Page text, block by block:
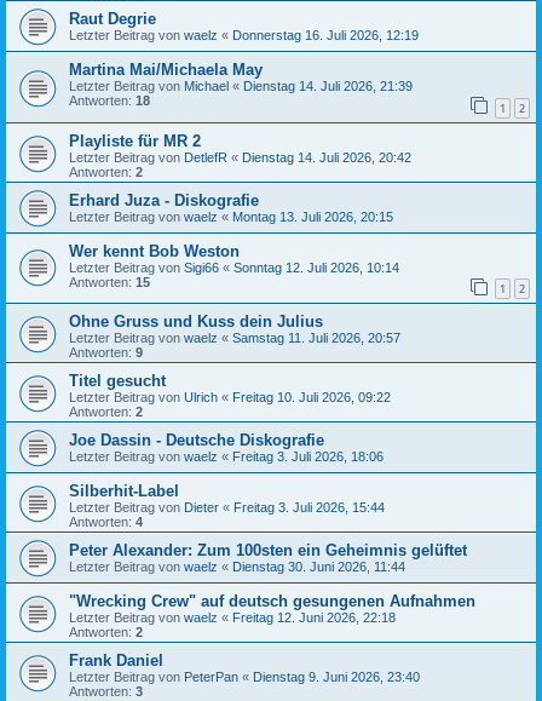
Raut Degrie
Letzter Beitrag von waelz « Donnerstag 16. Juli 2026, 12:19
Martina Mai/Michaela May
Letzter Beitrag von Michael « Dienstag 14. Juli 2026, 21:39
Antworten: 18 1 2
Playliste für MR 2
Letzter Beitrag von DetlefR « Dienstag 14. Juli 2026, 20:42
Antworten: 2
Erhard Juza - Diskografie
Letzter Beitrag von waelz « Montag 13. Juli 2026, 20:15
Wer kennt Bob Weston
Letzter Beitrag von Sigi66 « Sonntag 12. Juli 2026, 10:14
Antworten: 15 1 2
Ohne Gruss und Kuss dein Julius
Letzter Beitrag von waelz « Samstag 11. Juli 2026, 20:57
Antworten: 9
Titel gesucht
Letzter Beitrag von Ulrich « Freitag 10. Juli 2026, 09:22
Antworten: 2
Joe Dassin - Deutsche Diskografie
Letzter Beitrag von waelz « Freitag 3. Juli 2026, 18:06
Silberhit-Label
Letzter Beitrag von Dieter « Freitag 3. Juli 2026, 15:44
Antworten: 4
Peter Alexander: Zum 100sten ein Geheimnis gelüftet
Letzter Beitrag von waelz « Dienstag 30. Juni 2026, 11:44
"Wrecking Crew" auf deutsch gesungenen Aufnahmen
Letzter Beitrag von waelz « Freitag 12. Juni 2026, 22:18
Antworten: 2
Frank Daniel
Letzter Beitrag von PeterPan « Dienstag 9. Juni 2026, 23:40
Antworten: 3